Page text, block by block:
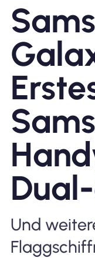
Über eSIM
Warum Nomad
Verwendung
Für das
Und